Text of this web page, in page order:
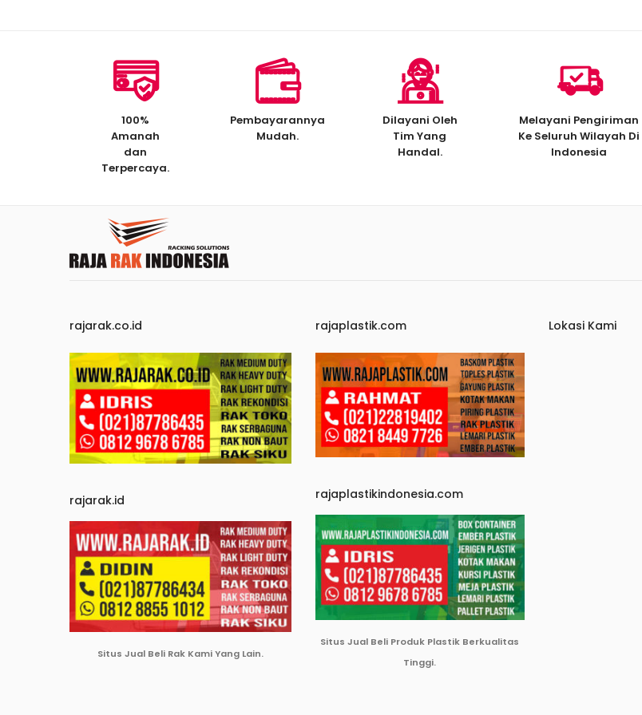
100%
Amanah
dan
Terpercaya.
Pembayarannya
Mudah.
Dilayani Oleh
Tim Yang
Handal.
Melayani Pengiriman
Ke Seluruh Wilayah Di
Indonesia
rajarak.co.id
rajarak.id
Situs Jual Beli Rak Kami Yang Lain.
rajaplastik.com
rajaplastikindonesia.com
Situs Jual Beli Produk Plastik Berkualitas
Tinggi.
Lokasi Kami